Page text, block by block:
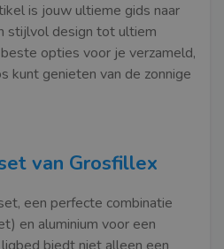
is jouw ultieme gids naar
stijlvol design tot ultiem
opties voor je verzameld,
kunt genieten van de zonnige
van Grosfillex
een perfecte combinatie
en aluminium voor een